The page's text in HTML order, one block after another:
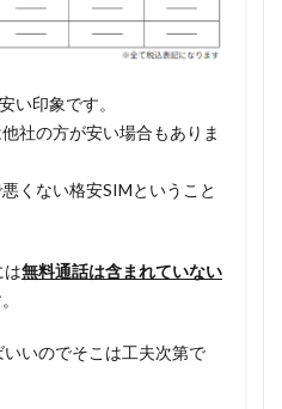
い印象です。
社の方が安い場合もありま
くない格安SIMということ
は無料通話は含まれていない
いのでそこは工夫次第で